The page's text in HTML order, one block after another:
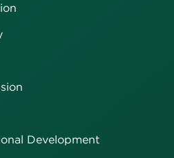
Development